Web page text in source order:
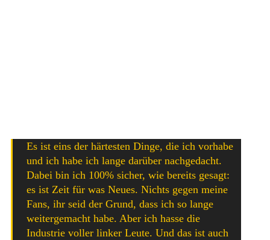
Es ist eins der härtesten Dinge, die ich vorhabe
und ich habe ich lange darüber nachgedacht.
Dabei bin ich 100% sicher, wie bereits gesagt:
es ist Zeit für was Neues. Nichts gegen meine
Fans, ihr seid der Grund, dass ich so lange
weitergemacht habe. Aber ich hasse die
Industrie voller linker Leute. Und das ist auch